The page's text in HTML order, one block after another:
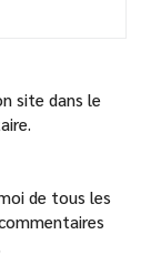
site dans le
de tous les